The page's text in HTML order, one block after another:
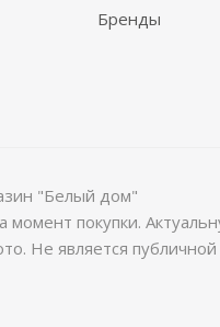
Бренды
"Белый дом"
момент покупки.
Не является